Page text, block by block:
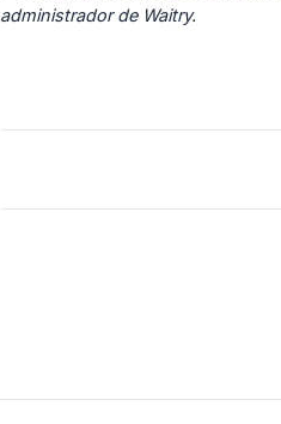
administrador de Waitry.